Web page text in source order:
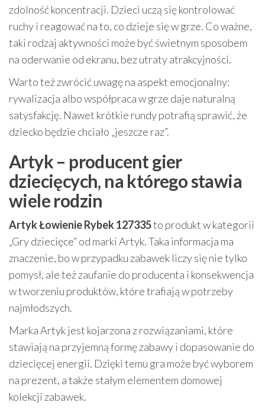
zdolność koncentracji. Dzieci uczą się kontrolować
ruchy i reagować na to, co dzieje się w grze. Co ważne,
taki rodzaj aktywności może być świetnym sposobem
na oderwanie od ekranu, bez utraty atrakcyjności.
Warto też zwrócić uwagę na aspekt emocjonalny:
rywalizacja albo współpraca w grze daje naturalną
satysfakcję. Nawet krótkie rundy potrafią sprawić, że
dziecko będzie chciało „jeszcze raz”.
Artyk – producent gier
dziecięcych, na którego stawia
wiele rodzin
Artyk Łowienie Rybek 127335to produkt w kategorii
„Gry dziecięce” od marki Artyk. Taka informacja ma
znaczenie, bo w przypadku zabawek liczy się nie tylko
pomysł, ale też zaufanie do producenta i konsekwencja
w tworzeniu produktów, które trafiają w potrzeby
najmłodszych.
Marka Artyk jest kojarzona z rozwiązaniami, które
stawiają na przyjemną formę zabawy i dopasowanie do
dziecięcej energii. Dzięki temu gra może być wyborem
na prezent, a także stałym elementem domowej
kolekcji zabawek.